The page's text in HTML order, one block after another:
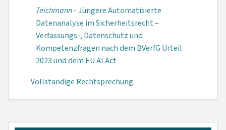
Teichmann- Jüngere Automatisierte
Datenanalyse im Sicherheitsrecht –
Verfassungs-, Datenschutz und
Kompetenzfragen nach dem BVerfG Urteil
2023 und dem EU AI Act
Vollständige Rechtsprechung